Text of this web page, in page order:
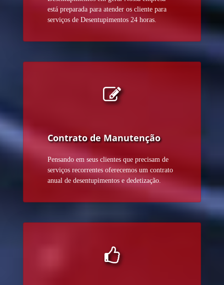
está preparada para atender os cliente para
serviços de Desentupimentos 24 horas.
Contrato de Manutenção
Pensando em seus clientes que precisam de
serviços recorrentes oferecemos um contrato
anual de desentupimentos e dedetização.